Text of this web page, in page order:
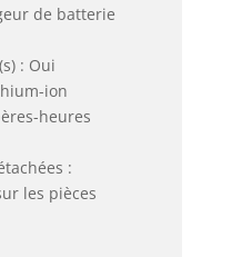
de batterie
: Oui
ion
heures
:
les pièces